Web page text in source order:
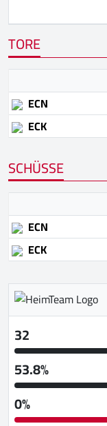
TORE
ECN
ECK
SCHÜSSE
ECN
ECK
32
53.8%
0%